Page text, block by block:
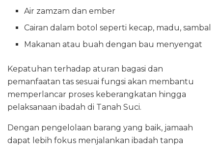
Air zamzam dan ember
Cairan dalam botol seperti kecap, madu, sambal
Makanan atau buah dengan bau menyengat
Kepatuhan terhadap aturan bagasi dan
pemanfaatan tas sesuai fungsi akan membantu
memperlancar proses keberangkatan hingga
pelaksanaan ibadah di Tanah Suci.
Dengan pengelolaan barang yang baik, jamaah
dapat lebih fokus menjalankan ibadah tanpa